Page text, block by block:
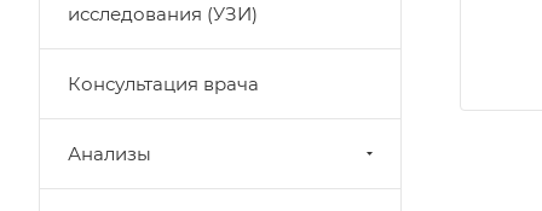
исследования (УЗИ)
Консультация врача
Анализы